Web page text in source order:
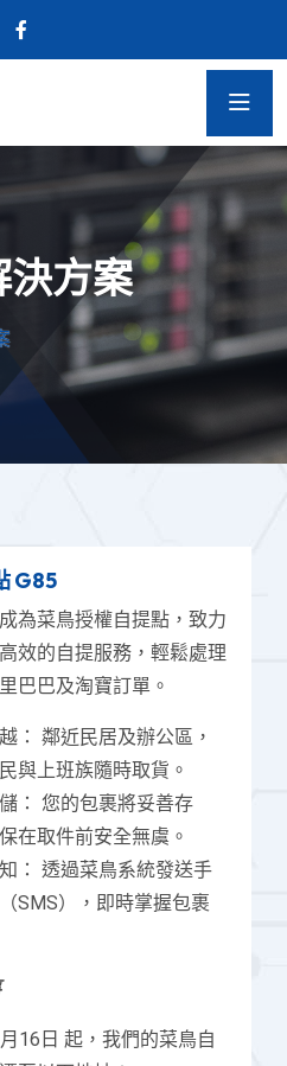
方案
G85
為菜鳥授權自提點，致力
效的自提服務，輕鬆處理
巴巴及淘寶訂單。
： 鄰近民居及辦公區，
與上班族隨時取貨。
： 您的包裹將妥善存
在取件前安全無虞。
： 透過菜鳥系統發送手
SMS），即時掌握包裹
16日 起，我們的菜鳥自